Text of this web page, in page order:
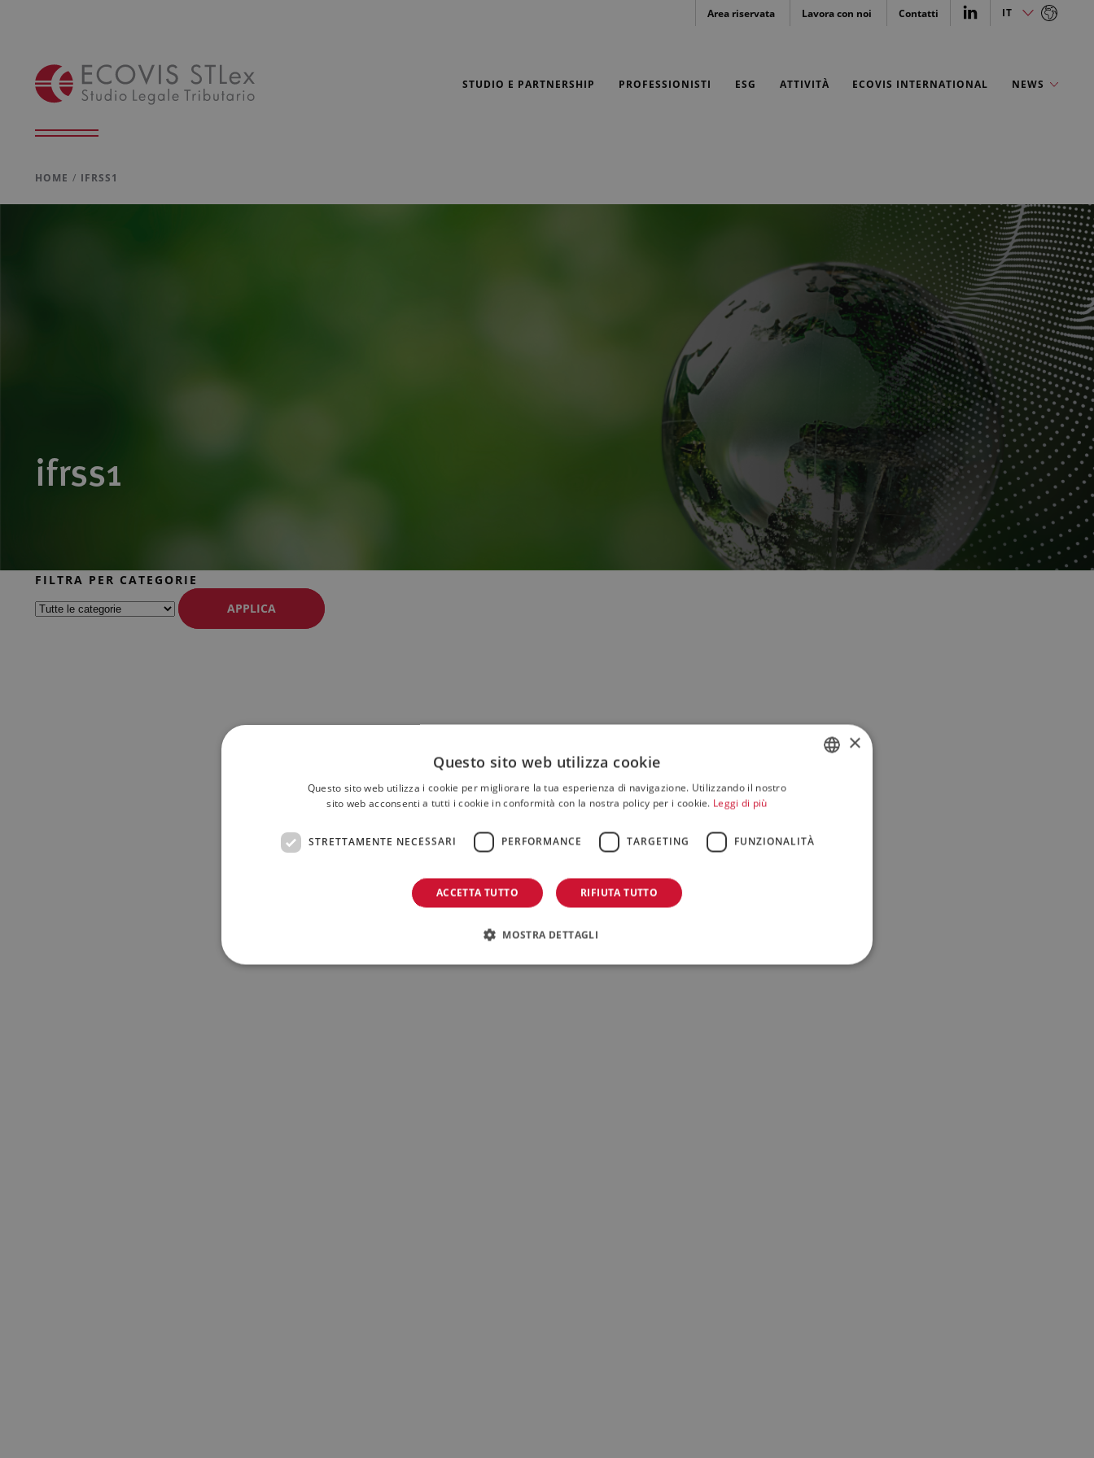
Area riservata Lavora con noi Contatti IT
STUDIO E PARTNERSHIP PROFESSIONISTI ESG ATTIVITÀ ECOVIS INTERNATIONAL NEWS
HOME IFRSS1
ifrss1
FILTRA PER CATEGORIE
APPLICA
×
Questo sito web utilizza cookie
Questo sito web utilizza i cookie per migliorare la tua esperienza di navigazione. Utilizzando il nostro
sito web acconsenti a tutti i cookie in conformità con la nostra policy per i cookie. Leggi di più
STRETTAMENTE NECESSARI PERFORMANCE TARGETING FUNZIONALITÀ
ACCETTA TUTTO RIFIUTA TUTTO
MOSTRA DETTAGLI